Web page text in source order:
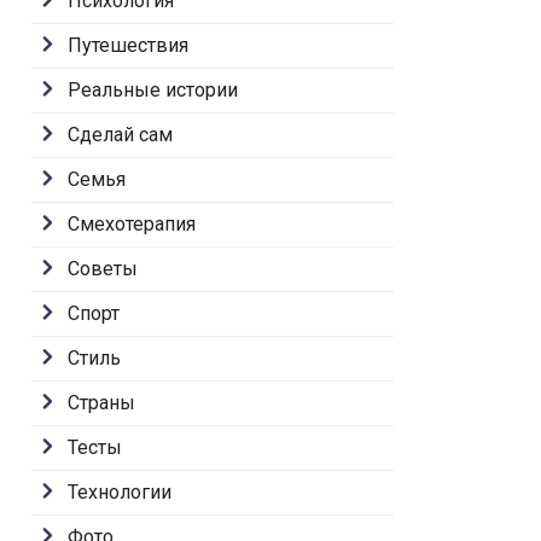
Путешествия
Реальные истории
Сделай сам
Семья
Смехотерапия
Советы
Спорт
Стиль
Страны
Тесты
Технологии